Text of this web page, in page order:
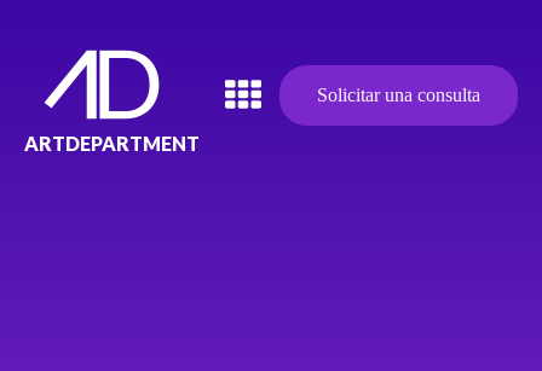
ARTDEPARTMENT
Solicitar una consulta